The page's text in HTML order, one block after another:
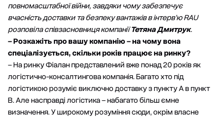
повномасштабної війни, завдяки чому забезпечує
вчасність доставки та безпеку вантажів в інтерв’юRAU
розповіла співзасновниця компаніїТетяна Дмитрук.
– Розкажіть про вашу компанію – на чому вона
спеціалізується, скільки років працює на ринку?
– На ринку Фіалан представлений вже понад 20 років як
логістично-консалтингова компанія. Багато хто під
логістикою розуміє виключно доставку з пункту А в пункт
В. Але насправді логістика – набагато більш ємне
визначення. У широкому розуміння сюди, окрім власне